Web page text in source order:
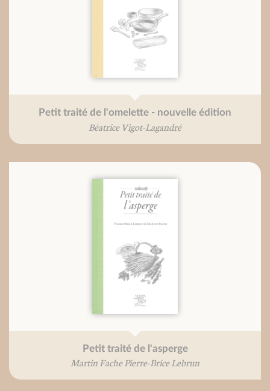
Petit traité de l'omelette - nouvelle édition
Béatrice Vigot-Lagandré
Petit traité de l'asperge
Martin Fache Pierre-Brice Lebrun